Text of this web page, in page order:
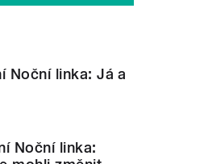
Noční linka: Já a
Noční linka: